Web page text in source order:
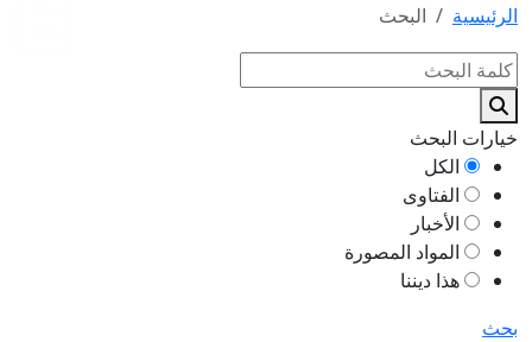
الرئيسية البحث
خيارات البحث
الكل
الفتاوى
الأخبار
المواد المصورة
هذا ديننا
بحث